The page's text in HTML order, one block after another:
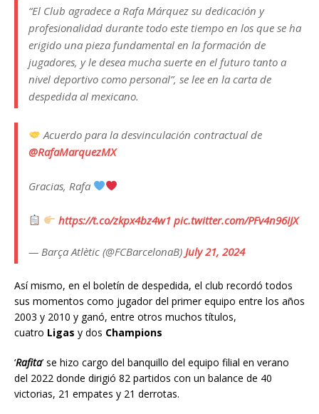
“El Club agradece a Rafa Márquez su dedicación y
profesionalidad durante todo este tiempo en los que se ha
erigido una pieza fundamental en la formación de
jugadores, y le desea mucha suerte en el futuro tanto a
nivel deportivo como personal”, se lee en la carta de
despedida al mexicano.
Acuerdo para la desvinculación contractual de
@RafaMarquezMX
Gracias, Rafa
https://t.co/zkpx4bz4w1 pic.twitter.com/PFv4n96IJX
— Barça Atlètic (@FCBarcelonaB) July 21, 2024
Así mismo, en el boletín de despedida, el club recordó todos
sus momentos como jugador del primer equipo entre los años
2003 y 2010 y ganó, entre otros muchos títulos,
cuatro Ligas y dos Champions
‘Rafita’ se hizo cargo del banquillo del equipo filial en verano
del 2022 donde dirigió 82 partidos con un balance de 40
victorias, 21 empates y 21 derrotas.